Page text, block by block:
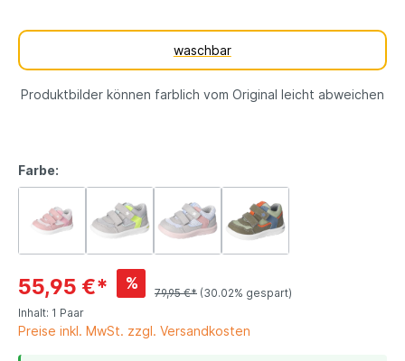
waschbar
Produktbilder können farblich vom Original leicht abweichen
Farbe:
55,95 €* %
79,95 €* (30.02% gespart)
Inhalt: 1 Paar
Preise inkl. MwSt. zzgl. Versandkosten